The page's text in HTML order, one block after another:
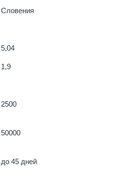
Словения
5,04
1,9
2500
50000
до 45 дней